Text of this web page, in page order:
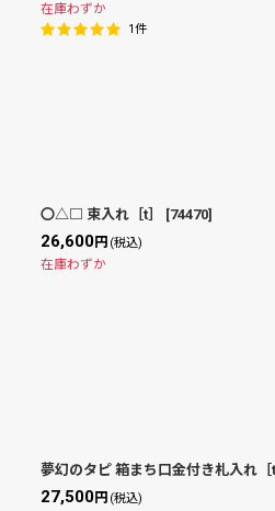
在庫わずか
1件
〇△□ 束入れ［t］ [74470]
26,600円 (税込)
在庫わずか
夢幻のタピ 箱まち口金付き札入れ［t
27,500円 (税込)